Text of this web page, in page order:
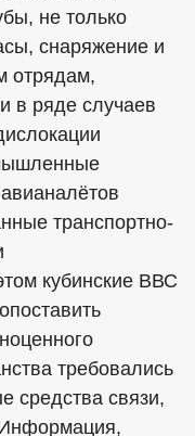
не только
снаряжение и
отрядам,
в ряде случаев
транспортно-
кубинские ВВС
требовались
средства связи,